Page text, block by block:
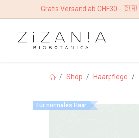
Gratis Versand ab CHF30.- 🇨🇭
Shop Haarpflege
Für normales Haar